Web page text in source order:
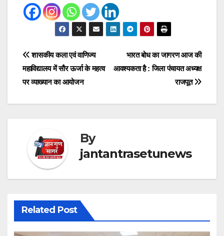
Post
navigation
भारत बोध का जागरण आज की
आवश्यकता है : जिला पंचायत अध्यक्ष
राजपूत
शासकीय कला एवं वाणिज्य
महाविद्यालय में सौर ऊर्जा के महत्व
पर व्याख्यान का आयोजन
By
jantantrasetunews
Related Post